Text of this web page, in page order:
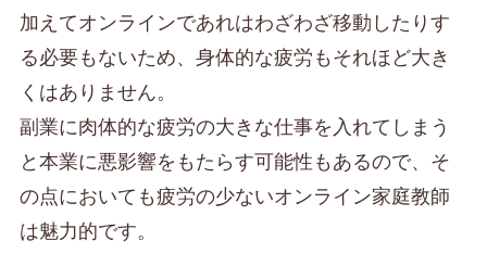
加えてオンラインであれはわざわざ移動したりす
る必要もないため、身体的な疲労もそれほど大き
くはありません。
副業に肉体的な疲労の大きな仕事を入れてしまう
と本業に悪影響をもたらす可能性もあるので、そ
の点においても疲労の少ないオンライン家庭教師
は魅力的です。